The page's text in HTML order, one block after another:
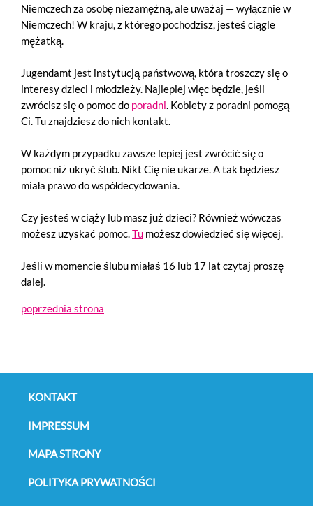
Niemczech za osobę niezamężną, ale uważaj — wyłącznie w
Niemczech! W kraju, z którego pochodzisz, jesteś ciągle
mężatką.
Jugendamt jest instytucją państwową, która troszczy się o
interesy dzieci i młodzieży. Najlepiej więc będzie, jeśli
zwrócisz się o pomoc do poradni. Kobiety z poradni pomogą
Ci. Tu znajdziesz do nich kontakt.
W każdym przypadku zawsze lepiej jest zwrócić się o
pomoc niż ukryć ślub. Nikt Cię nie ukarze. A tak będziesz
miała prawo do współdecydowania.
Czy jesteś w ciąży lub masz już dzieci? Również wówczas
możesz uzyskać pomoc.Tu możesz dowiedzieć się więcej.
Jeśli w momencie ślubu miałaś 16 lub 17 lat czytaj proszę
dalej.
poprzednia strona
nawigacjęKONTAKT
IMPRESSUM
MAPA STRONY
POLITYKA PRYWATNOŚCI